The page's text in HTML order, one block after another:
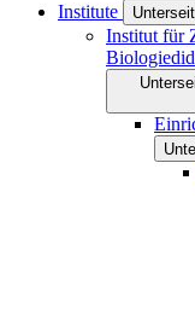
Institute
Institut für